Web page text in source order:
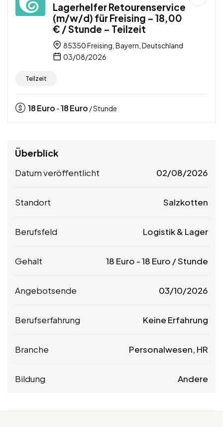
Lagerhelfer Retourenservice
(m/w/d) für Freising – 18,00
€ / Stunde – Teilzeit
85350 Freising, Bayern, Deutschland
03/08/2026
Teilzeit
18Euro -18Euro / Stunde
Überblick
Datum veröffentlicht 02/08/2026
Standort Salzkotten
Berufsfeld Logistik & Lager
Gehalt 18 Euro -18 Euro / Stunde
Angebotsende 03/10/2026
Berufserfahrung Keine Erfahrung
Branche Personalwesen, HR
Bildung Andere